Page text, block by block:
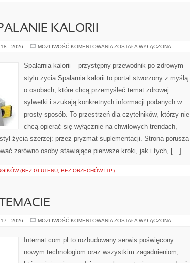
KALORII
- 2026 MOŻLIWOŚĆ KOMENTOWANIA TRENINGI
ZOSTAŁA WYŁĄCZONA
Spalarnia kalorii – przystępny przewodnik po zdrowym
stylu życia Spalarnia kalorii to portal stworzony z myślą
o osobach, które chcą przemyśleć temat zdrowej
sylwetki i szukają konkretnych informacji podanych w
prosty sposób. To przestrzeń dla czytelników, którzy nie
chcą opierać się wyłącznie na chwilowych trendach,
życia szerzej: przez pryzmat suplementacji. Strona porusza
zarówno osoby stawiające pierwsze kroki, jak i tych, […]
(BEZ GLUTENU, BEZ ORZECHÓW ITP.)
- 2026 MOŻLIWOŚĆ KOMENTOWANIA CZYTELNICY
ZOSTAŁA WYŁĄCZONA
Internat.com.pl to rozbudowany serwis poświęcony
nowym technologiom oraz wszystkim zagadnieniom,